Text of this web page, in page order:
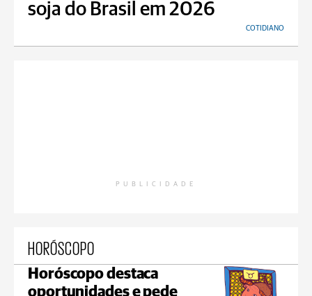
soja do Brasil em 2026
COTIDIANO
PUBLICIDADE
HORÓSCOPO
Horóscopo destaca
oportunidades e pede